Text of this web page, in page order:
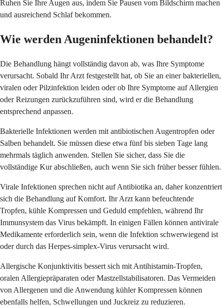
Ruhen Sie Ihre Augen aus, indem Sie Pausen vom Bildschirm machen
und ausreichend Schlaf bekommen.
Wie werden Augeninfektionen behandelt?
Die Behandlung hängt vollständig davon ab, was Ihre Symptome
verursacht. Sobald Ihr Arzt festgestellt hat, ob Sie an einer bakteriellen,
viralen oder Pilzinfektion leiden oder ob Ihre Symptome auf Allergien
oder Reizungen zurückzuführen sind, wird er die Behandlung
entsprechend anpassen.
Bakterielle Infektionen werden mit antibiotischen Augentropfen oder
Salben behandelt. Sie müssen diese etwa fünf bis sieben Tage lang
mehrmals täglich anwenden. Stellen Sie sicher, dass Sie die
vollständige Kur abschließen, auch wenn Sie sich früher besser fühlen.
Virale Infektionen sprechen nicht auf Antibiotika an, daher konzentriert
sich die Behandlung auf Komfort. Ihr Arzt kann befeuchtende
Tropfen, kühle Kompressen und Geduld empfehlen, während Ihr
Immunsystem das Virus bekämpft. In einigen Fällen können antivirale
Medikamente erforderlich sein, wenn die Infektion schwerwiegend ist
oder durch das Herpes-simplex-Virus verursacht wird.
Allergische Konjunktivitis bessert sich mit Antihistamin-Tropfen,
oralen Allergiepräparaten oder Mastzellstabilisatoren. Das Vermeiden
von Allergenen und die Anwendung kühler Kompressen können
ebenfalls helfen, Schwellungen und Juckreiz zu reduzieren.